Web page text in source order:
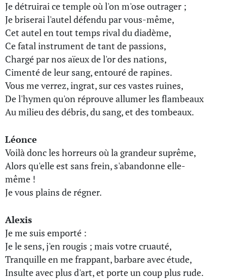
Je détruirai ce temple où l'on m'ose outrager ;
Je briserai l'autel défendu par vous-même,
Cet autel en tout temps rival du diadème,
Ce fatal instrument de tant de passions,
Chargé par nos aïeux de l'or des nations,
Cimenté de leur sang, entouré de rapines.
Vous me verrez, ingrat, sur ces vastes ruines,
De l'hymen qu'on réprouve allumer les flambeaux
Au milieu des débris, du sang, et des tombeaux.
Léonce
Voilà donc les horreurs où la grandeur suprême,
Alors qu'elle est sans frein, s'abandonne elle-
même !
Je vous plains de régner.
Alexis
Je me suis emporté :
Je le sens, j'en rougis ; mais votre cruauté,
Tranquille en me frappant, barbare avec étude,
Insulte avec plus d'art, et porte un coup plus rude.